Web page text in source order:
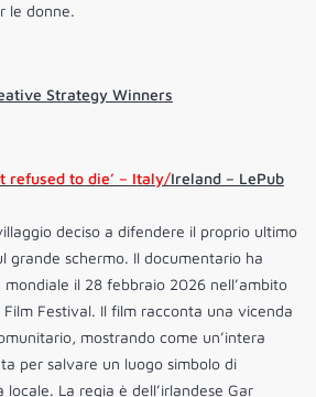
le donne.
Strategy Winners
refused to die’ – Italy/Ireland – LePub
deciso a difendere il proprio ultimo
grande schermo. Il documentario ha
il 28 febbraio 2026 nell’ambito
Festival. Il film racconta una vicenda
mostrando come un’intera
per salvare un luogo simbolo di
La regia è dell’irlandese Gar